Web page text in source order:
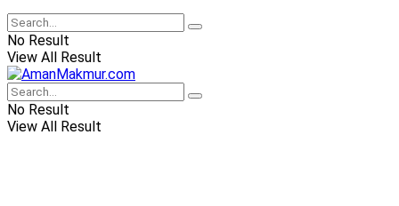
No Result
View All Result
No Result
View All Result